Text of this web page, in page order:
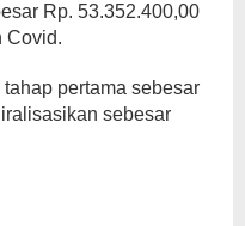
Rp. 53.352.400,00
Covid.
pertama sebesar
sebesar